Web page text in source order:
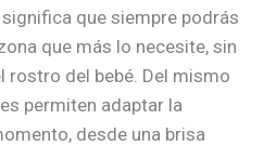
que siempre podrás
que más lo necesite, sin
del bebé. Del mismo
permiten adaptar la
desde una brisa